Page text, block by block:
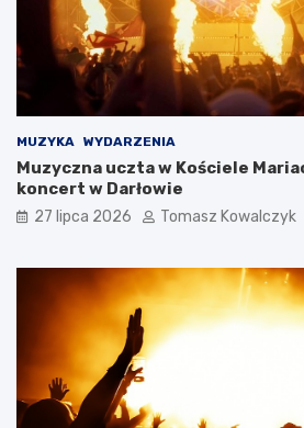
MUZYKA WYDARZENIA
Muzyczna uczta w Kościele
koncert w Darłowie
27 lipca 2026 Tomasz Kowalczyk